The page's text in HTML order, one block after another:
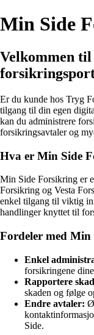
Min Side
Velkommen
Er du kunde hos Tryg
tilgang til din egen
kan du administrere
forsikringsavtaler og
Hva er Min Side
Min Side Forsikring er
Forsikring og Vesta
enkel tilgang til viktig
handlinger knyttet til
Fordeler med Min
Enkel
forsikringene
Rapportere
skaden og følge
Endre avtaler:
Side.